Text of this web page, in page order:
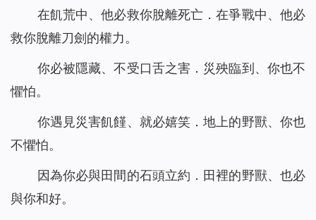
在飢荒中、他必救你脫離死亡．在爭戰中、他必
救你脫離刀劍的權力。
你必被隱藏、不受口舌之害．災殃臨到、你也不
懼怕。
你遇見災害飢饉、就必嬉笑．地上的野獸、你也
不懼怕。
因為你必與田間的石頭立約．田裡的野獸、也必
與你和好。